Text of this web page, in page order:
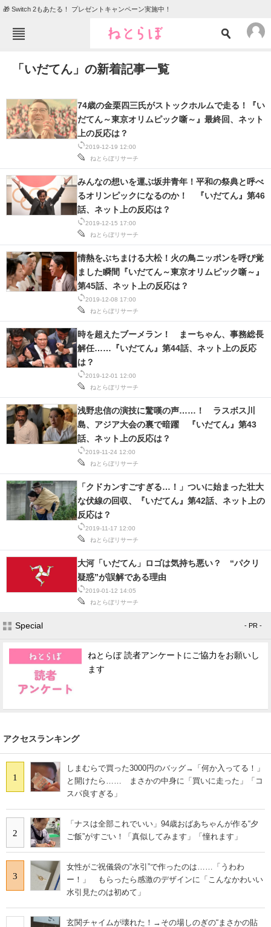
🎁 Switch 2もあたる！ プレゼントキャンペーン実施中！
TOP ニュース
グルメ 地域
住まい
会員記事
注目記事を集めた総合ページ
ITの今と未来を見通す
スマホと通信の最新トレンド
好きが集まる 比べて選べる
ビジネスと働き方のヒント
AI活用のいまが分かる
企業ITのトレンドを詳説
経営リーダーのコミュニティ
マーケ×ITの今がよく分かる
ITエンジニア向け専門サイト
企業向けIT製品の総合サイト
IT製品の技術・比較・事例
製造業のIT導入・活用を支援
モノづくり技術者専門サイト
エレクトロニクス専門サイト
電子設計の基本と応用
エネルギーの専門メディア
建設×テクノロジーの最前線
ちょっと気になるネットの話題
「いだてん」の新着記事一覧
2019-12-19 12:00
ねとらぼリサーチ
74歳の金栗四三氏がストックホルムで走る！『い
だてん～東京オリムピック噺～』最終回、ネット
上の反応は？
2019-12-15 17:00
ねとらぼリサーチ
みんなの想いを運ぶ坂井青年！平和の祭典と呼べ
るオリンピックになるのか！ 『いだてん』第46
話、ネット上の反応は？
2019-12-08 17:00
ねとらぼリサーチ
情熱をぶちまける大松！火の鳥ニッポンを呼び覚
ました瞬間『いだてん～東京オリムピック噺～』
第45話、ネット上の反応は？
2019-12-01 12:00
ねとらぼリサーチ
時を超えたブーメラン！ まーちゃん、事務総長
解任……『いだてん』第44話、ネット上の反応
は？
2019-11-24 12:00
ねとらぼリサーチ
浅野忠信の演技に驚嘆の声……！ ラスボス川
島、アジア大会の裏で暗躍 『いだてん』第43
話、ネット上の反応は？
2019-11-17 12:00
ねとらぼリサーチ
「クドカンすごすぎる…！」ついに始まった壮大
な伏線の回収、『いだてん』第42話、ネット上の
反応は？
2019-01-12 14:05
ねとらぼリサーチ
大河「いだてん」ロゴは気持ち悪い？ “パクリ
疑惑”が誤解である理由
Special - PR -
ねとらぼ 読者アンケートにご協力をお願いし
ます
アクセスランキング
1
しまむらで買った3000円のバッグ→「何か入ってる！」
と開けたら…… まさかの中身に「買いに走った」「コ
スパ良すぎる」
2
「ナスは全部これでいい」94歳おばあちゃんが作る“夕
ご飯”がすごい！「真似してみます」「憧れます」
3
女性がご祝儀袋の“水引”で作ったのは……「うわわ
ー！」 もらったら感激のデザインに「こんなかわいい
水引見たのは初めて」
玄関チャイムが壊れた！→その場しのぎの“まさかの貼